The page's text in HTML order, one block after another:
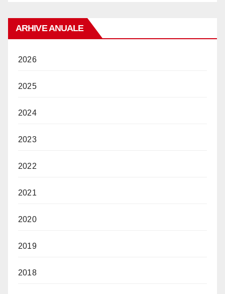
ARHIVE ANUALE
2026
2025
2024
2023
2022
2021
2020
2019
2018